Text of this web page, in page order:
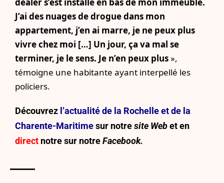
dealer s’est installé en bas de mon immeuble.
J’ai des nuages de drogue dans mon
appartement, j’en ai marre, je ne peux plus
vivre chez moi […] Un jour, ça va mal se
terminer, je le sens. Je n’en peux plus»,
témoigne une habitante ayant interpellé les
policiers.
Découvrez l’actualité de la Rochelle et de la
Charente-Maritimesur notresite Webet en
direct notre sur notreFacebook.